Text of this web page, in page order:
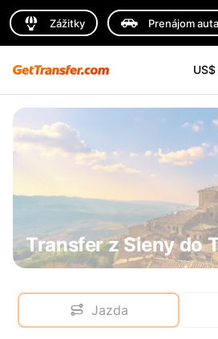
Zážitky Prenájom auta
US$
Transfer z Sieny do
Jazda